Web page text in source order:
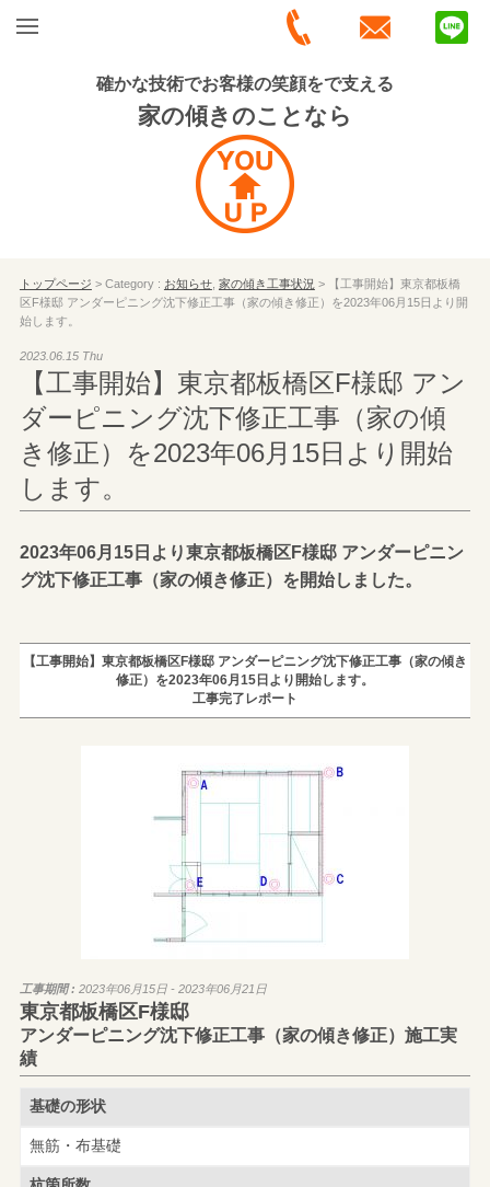
確かな技術でお客様の笑顔をで支える
家の傾きのことなら
トップページ > Category : お知らせ, 家の傾き工事状況 > 【工事開始】東京都板橋
区F様邸 アンダーピニング沈下修正工事（家の傾き修正）を2023年06月15日より開
始します。
2023.06.15 Thu
【工事開始】東京都板橋区F様邸 アン
ダーピニング沈下修正工事（家の傾
き修正）を2023年06月15日より開始
します。
2023年06月15日より東京都板橋区F様邸 アンダーピニン
グ沈下修正工事（家の傾き修正）を開始しました。
【工事開始】東京都板橋区F様邸 アンダーピニング沈下修正工事（家の傾き
修正）を2023年06月15日より開始します。
工事完了レポート
工事期間 : 2023年06月15日 - 2023年06月21日
東京都板橋区F様邸
アンダーピニング沈下修正工事（家の傾き修正）施工実
績
基礎の形状
無筋・布基礎